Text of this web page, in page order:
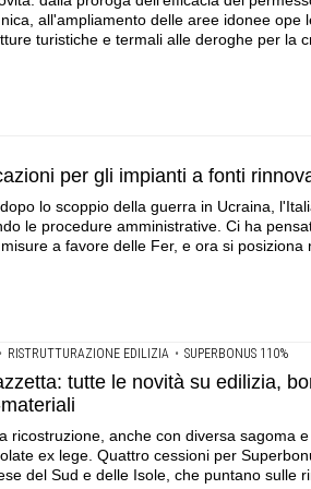
all'ampliamento delle aree idonee ope
turistiche e termali alle deroghe per la
per gli impianti a fonti
lo scoppio della guerra in Ucraina,
le procedure amministrative. Ci ha
a favore delle Fer, e ora si posiziona
RISTRUTTURAZIONE EDILIZIA • SUPERBONUS 110%
tutte le novità su edilizia,
ricostruzione, anche con diversa sagoma
ex lege. Quattro cessioni per
del Sud e delle Isole, che puntano sulle